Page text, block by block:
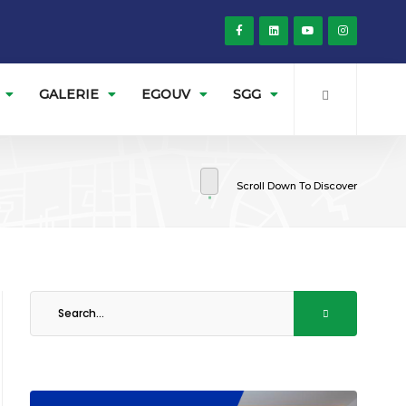
GALERIE EGOUV SGG
Scroll Down To Discover